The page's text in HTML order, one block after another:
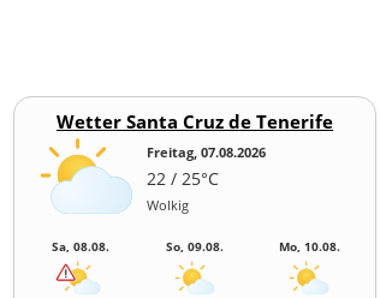
Wetter Santa Cruz de Tenerife
Freitag, 07.08.2026
22 / 25°C
Wolkig
Sa, 08.08. So, 09.08. Mo, 10.08.